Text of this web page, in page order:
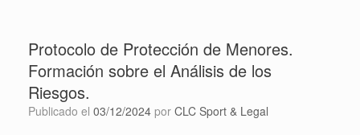
Protocolo de Protección de Menores.
Formación sobre el Análisis de los
Riesgos.
Publicado el 03/12/2024 por CLC Sport & Legal